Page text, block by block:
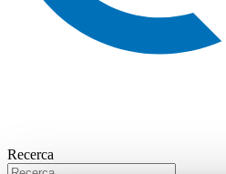
Recerca